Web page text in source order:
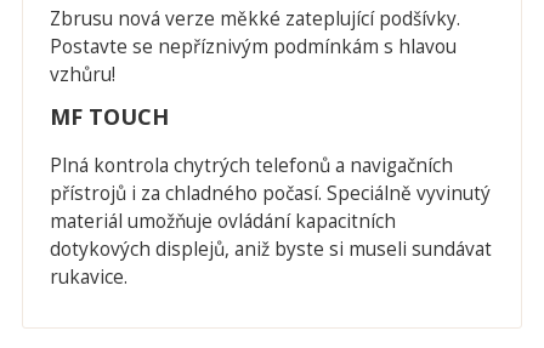
Zbrusu nová verze měkké zateplující podšívky.
Postavte se nepříznivým podmínkám s hlavou
vzhůru!
MF TOUCH
Plná kontrola chytrých telefonů a navigačních
přístrojů i za chladného počasí. Speciálně vyvinutý
materiál umožňuje ovládání kapacitních
dotykových displejů, aniž byste si museli sundávat
rukavice.